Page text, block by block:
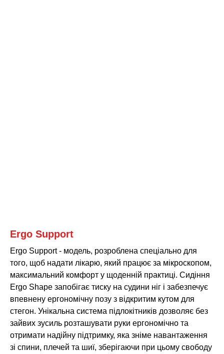
Ergo Support
Ergo Support - модель, розроблена спеціально для
того, щоб надати лікарю, який працює за мікроскопом,
максимальний комфорт у щоденній практиці. Сидіння
Ergo Shape запобігає тиску на судини ніг і забезпечує
впевнену ергономічну позу з відкритим кутом для
стегон. Унікальна система підлокітників дозволяє без
зайвих зусиль розташувати руки ергономічно та
отримати надійну підтримку, яка зніме навантаження
зі спини, плечей та шиї, зберігаючи при цьому свободу